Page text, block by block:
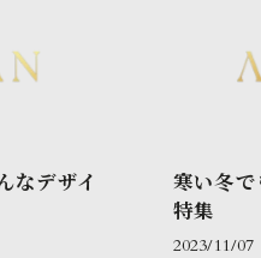
なデザイ
寒い冬
特集
2023/11/07